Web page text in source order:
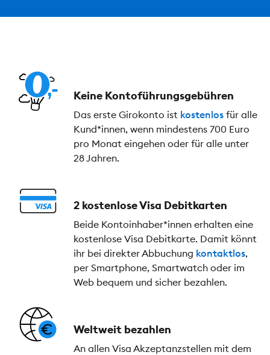
Keine Kontoführungs­gebühren
Das erste Girokonto ist kostenlos für alle
Kund*innen, wenn mindestens 700 Euro
pro Monat eingehen oder für alle unter
28 Jahren.
2 kostenlose Visa Debitkarten
Beide Kontoinhaber*innen erhalten eine
kostenlose Visa Debitkarte. Damit könnt
ihr bei direkter Abbuchung kontaktlos,
per Smartphone, Smartwatch oder im
Web bequem und sicher bezahlen.
Weltweit bezahlen
An allen Visa Akzeptanzstellen mit dem